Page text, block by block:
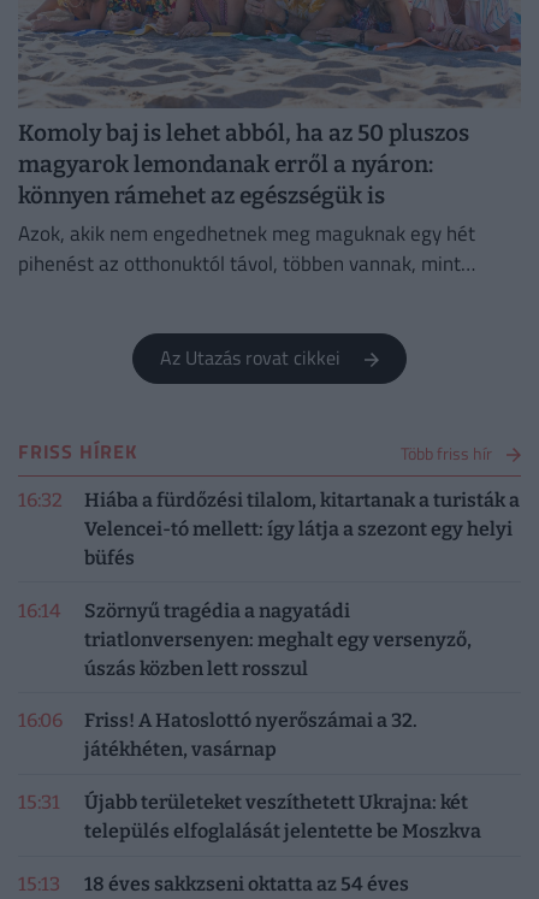
Komoly baj is lehet abból, ha az 50 pluszos
magyarok lemondanak erről a nyáron:
könnyen rámehet az egészségük is
Azok, akik nem engedhetnek meg maguknak egy hét
pihenést az otthonuktól távol, többen vannak, mint
Az Utazás rovat cikkei
FRISS HÍREK Több friss hír
16:32
Hiába a fürdőzési tilalom, kitartanak a turisták a
Velencei-tó mellett: így látja a szezont egy helyi
büfés
16:14
Szörnyű tragédia a nagyatádi
triatlonversenyen: meghalt egy versenyző,
úszás közben lett rosszul
16:06
Friss! A Hatoslottó nyerőszámai a 32.
játékhéten, vasárnap
15:31
Újabb területeket veszíthetett Ukrajna: két
település elfoglalását jelentette be Moszkva
15:13
18 éves sakkzseni oktatta az 54 éves